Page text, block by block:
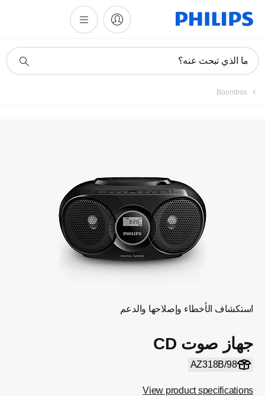
دعم
ما الذي تبحث عنه؟
Boombox
استكشاف الأخطاء وإصلاحها والدعم
جهاز صوت CD
AZ318B/98
View product specifications
تسجيل المنتج